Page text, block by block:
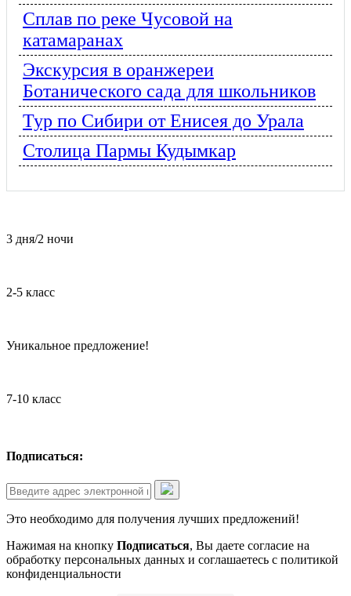
Сплав по реке Чусовой на
катамаранах
Экскурсия в оранжереи
Ботанического сада для школьников
Тур по Сибири от Енисея до Урала
Столица Пармы Кудымкар
3 дня/2 ночи
2-5 класс
Уникальное предложение!
7-10 класс
Подписаться:
Это необходимо для получения лучших предложений!
Нажимая на кнопку Подписаться, Вы даете согласие на
обработку персональных данных и соглашаетесь с политикой
конфиденциальности